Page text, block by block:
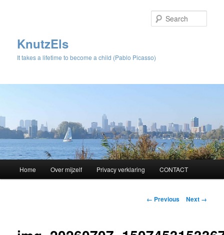
KnutzEls
It takes a lifetime to become a child (Pablo Picasso)
Skip
Home Over mijzelf Privacy verklaring CONTACT
Image
← Previous Next →